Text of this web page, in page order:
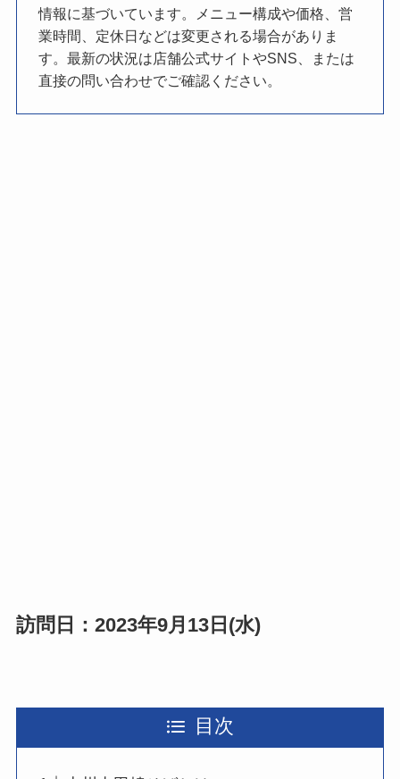
情報に基づいています。メニュー構成や価格、営
業時間、定休日などは変更される場合がありま
す。最新の状況は店舗公式サイトやSNS、または
直接の問い合わせでご確認ください。
訪問日：2023年9月13日(水)
目次